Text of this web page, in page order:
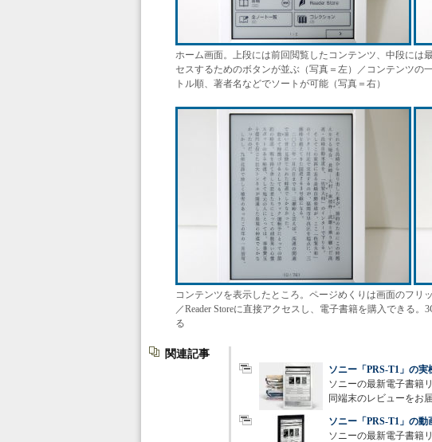
ホーム画面。上段には前回閲覧したコンテンツ、中段には
セスするためのボタンが並ぶ（写真＝左）／コンテンツの
トル順、著者名などでソートが可能（写真＝右）
コンテンツを表示したところ。ページめくりは画面のフリ
／Reader Storeに直接アクセスし、電子書籍を購入できる
る
関連記事
ソニー「PRS-T1」の実
ソニーの最新電子書籍
同端末のレビューをお
ソニー「PRS-T1」の動
ソニーの最新電子書籍